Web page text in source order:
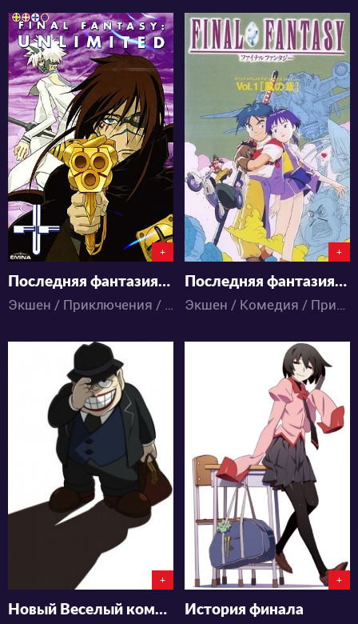
15032
2 11
+
Последняя фантазия: Всемогущий
Экшен / Приключения / Сёнэн / Фантастика / Фэнтези / Аниме
10429
2 1
+
Последняя фантазия: Легенда кристаллов
Экшен / Комедия / Приключения / Фэнтези / Аниме
12912
3
+
Новый Веселый коммивояжер
18869
3 13
+
История финала